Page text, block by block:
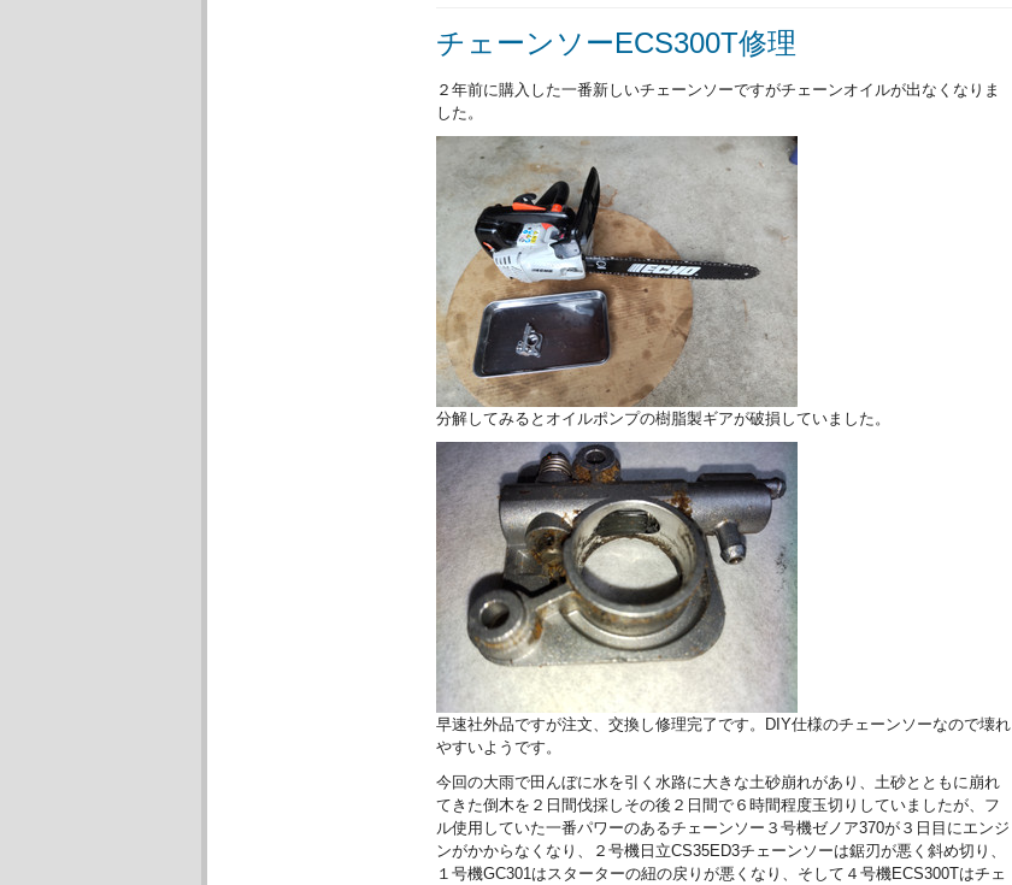
チェーンソーECS300T修理
２年前に購入した一番新しいチェーンソーですがチェーンオイルが出なくなりま
した。
分解してみるとオイルポンプの樹脂製ギアが破損していました。
早速社外品ですが注文、交換し修理完了です。DIY仕様のチェーンソーなので壊れ
やすいようです。
今回の大雨で田んぼに水を引く水路に大きな土砂崩れがあり、土砂とともに崩れ
てきた倒木を２日間伐採しその後２日間で６時間程度玉切りしていましたが、フ
ル使用していた一番パワーのあるチェーンソー３号機ゼノア370が３日目にエンジ
ンがかからなくなり、２号機日立CS35ED3チェーンソーは鋸刃が悪く斜め切り、
１号機GC301はスターターの紐の戻りが悪くなり、そして４号機ECS300Tはチェ